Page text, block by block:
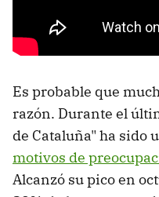
Es probable que
razón. Durante el
de Cataluña" ha sido
motivos de
Alcanzó su pico en